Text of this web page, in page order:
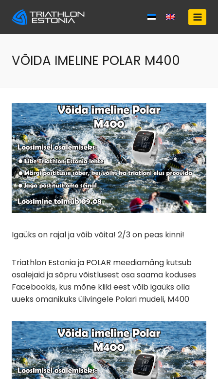
VÕIDA IMELINE POLAR M400
Igaüks on rajal ja võib võita! 2/3 on peas kinni!
Triathlon Estonia ja POLAR meediamäng kutsub
osalejaid ja sõpru võistlusest osa saama koduses
Facebookis, kus mõne kliki eest võib igaüks olla
uueks omanikuks ülivingele Polari mudeli, M400